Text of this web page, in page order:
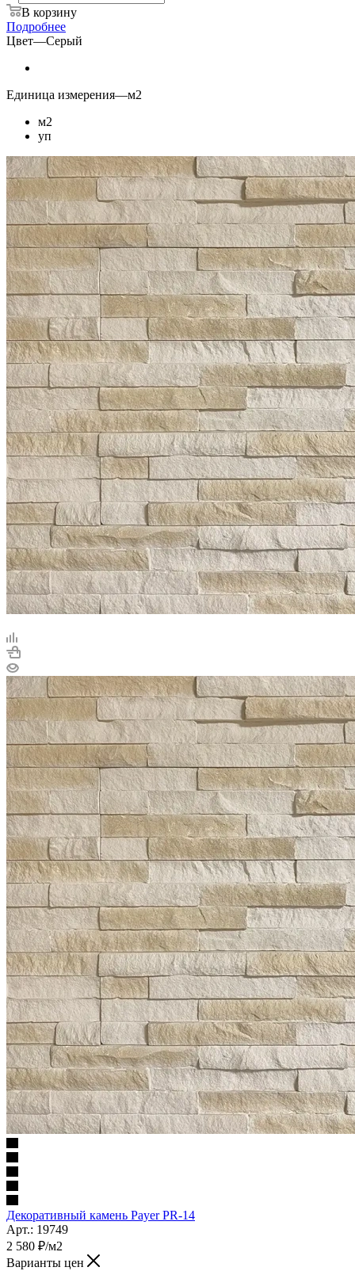
В корзину
Подробнее
Цвет—Серый
Единица измерения—м2
м2
уп
Декоративный камень Payer PR-14
Арт.: 19749
2 580 ₽/м2
Варианты цен